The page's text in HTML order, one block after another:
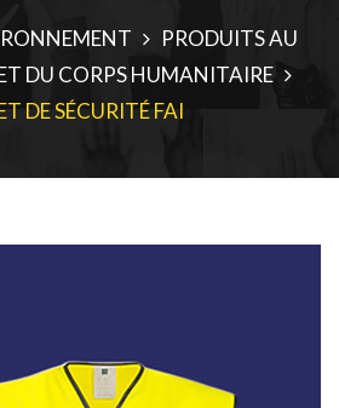
PRODUITS AU
DU CORPS HUMANITAIRE
DE SÉCURITÉ FAI